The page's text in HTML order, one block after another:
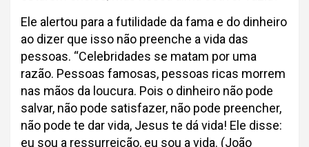
Ele alertou para a futilidade da fama e do dinheiro
ao dizer que isso não preenche a vida das
pessoas. “Celebridades se matam por uma
razão. Pessoas famosas, pessoas ricas morrem
nas mãos da loucura. Pois o dinheiro não pode
salvar, não pode satisfazer, não pode preencher,
não pode te dar vida, Jesus te dá vida! Ele disse:
eu sou a ressurreição, eu sou a vida. (João